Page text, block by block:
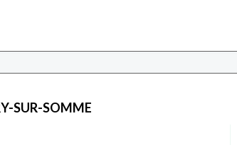
SUR-SOMME